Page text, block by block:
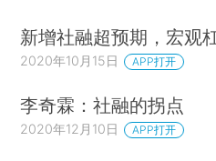
新增社融超预期，宏观
2020年10月15日 APP打开
李奇霖：社融的拐点
2020年12月10日 APP打开